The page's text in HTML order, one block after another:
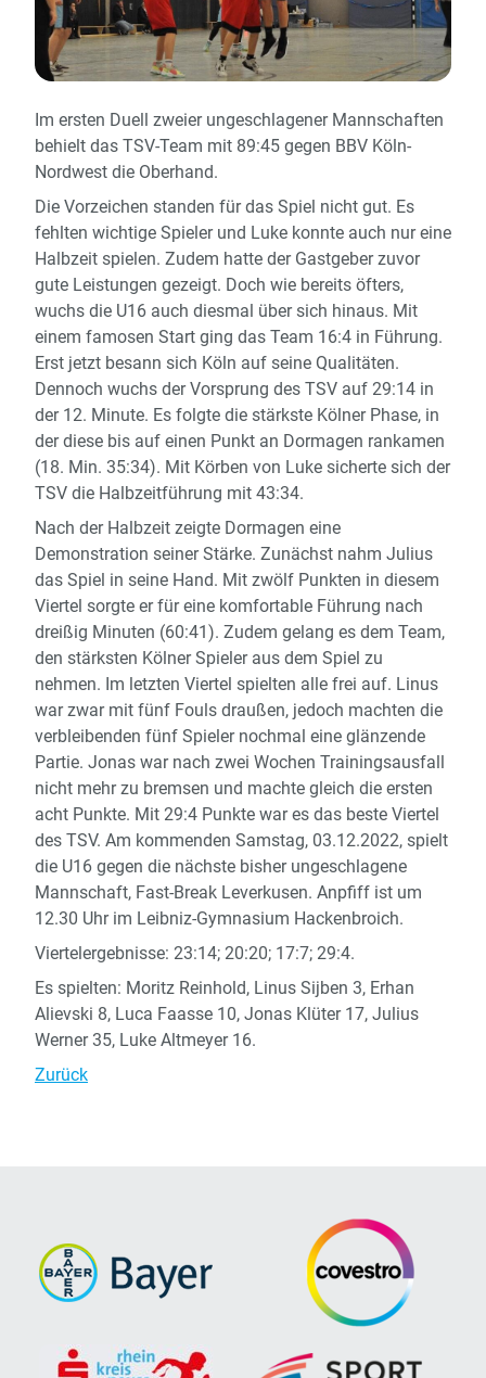
Im ersten Duell zweier ungeschlagener Mannschaften
behielt das TSV-Team mit 89:45 gegen BBV Köln-
Nordwest die Oberhand.
Die Vorzeichen standen für das Spiel nicht gut. Es
fehlten wichtige Spieler und Luke konnte auch nur eine
Halbzeit spielen. Zudem hatte der Gastgeber zuvor
gute Leistungen gezeigt. Doch wie bereits öfters,
wuchs die U16 auch diesmal über sich hinaus. Mit
einem famosen Start ging das Team 16:4 in Führung.
Erst jetzt besann sich Köln auf seine Qualitäten.
Dennoch wuchs der Vorsprung des TSV auf 29:14 in
der 12. Minute. Es folgte die stärkste Kölner Phase, in
der diese bis auf einen Punkt an Dormagen rankamen
(18. Min. 35:34). Mit Körben von Luke sicherte sich der
TSV die Halbzeitführung mit 43:34.
Nach der Halbzeit zeigte Dormagen eine
Demonstration seiner Stärke. Zunächst nahm Julius
das Spiel in seine Hand. Mit zwölf Punkten in diesem
Viertel sorgte er für eine komfortable Führung nach
dreißig Minuten (60:41). Zudem gelang es dem Team,
den stärksten Kölner Spieler aus dem Spiel zu
nehmen. Im letzten Viertel spielten alle frei auf. Linus
war zwar mit fünf Fouls draußen, jedoch machten die
verbleibenden fünf Spieler nochmal eine glänzende
Partie. Jonas war nach zwei Wochen Trainingsausfall
nicht mehr zu bremsen und machte gleich die ersten
acht Punkte. Mit 29:4 Punkte war es das beste Viertel
des TSV. Am kommenden Samstag, 03.12.2022, spielt
die U16 gegen die nächste bisher ungeschlagene
Mannschaft, Fast-Break Leverkusen. Anpfiff ist um
12.30 Uhr im Leibniz-Gymnasium Hackenbroich.
Viertelergebnisse: 23:14; 20:20; 17:7; 29:4.
Es spielten: Moritz Reinhold, Linus Sijben 3, Erhan
Alievski 8, Luca Faasse 10, Jonas Klüter 17, Julius
Werner 35, Luke Altmeyer 16.
Zurück